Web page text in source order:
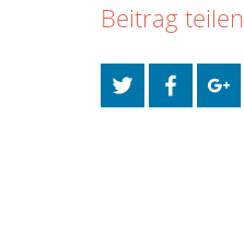
Beitrag teilen